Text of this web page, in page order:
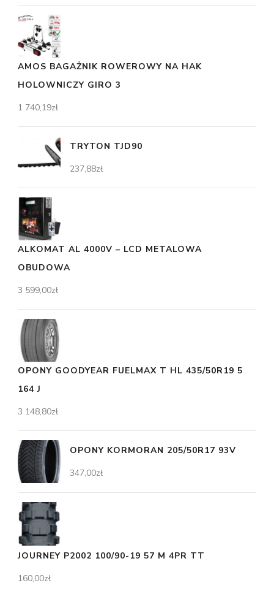
AMOS BAGAŻNIK ROWEROWY NA HAK
HOLOWNICZY GIRO 3
1 740,19zł
TRYTON TJD90
237,88zł
ALKOMAT AL 4000V – LCD METALOWA
OBUDOWA
3 599,00zł
OPONY GOODYEAR FUELMAX T HL 435/50R19 5
164 J
3 148,80zł
OPONY KORMORAN 205/50R17 93V
347,00zł
JOURNEY P2002 100/90-19 57 M 4PR TT
160,00zł